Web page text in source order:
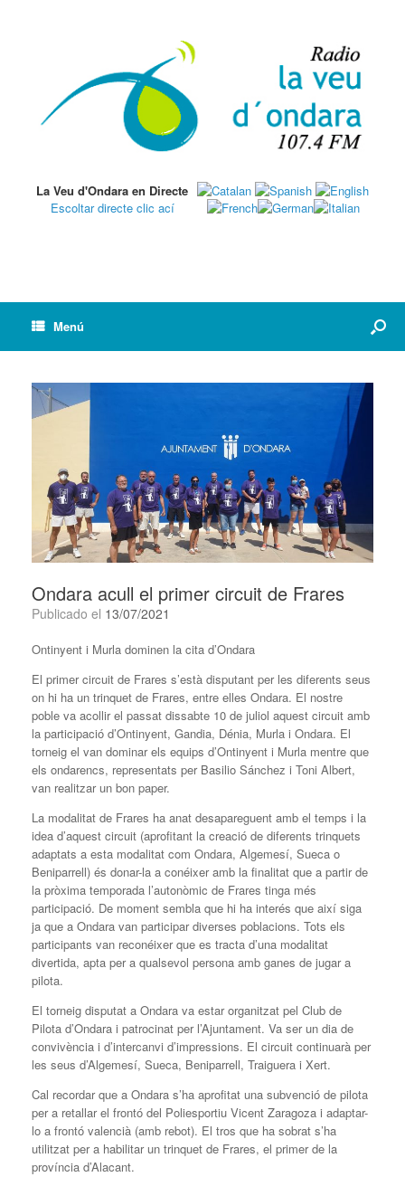
La Veu d'Ondara en Directe
Escoltar directe clic ací
Menú
Ondara acull el primer circuit de Frares
Publicado el 13/07/2021
Ontinyent i Murla dominen la cita d’Ondara
El primer circuit de Frares s’està disputant per les diferents seus
on hi ha un trinquet de Frares, entre elles Ondara. El nostre
poble va acollir el passat dissabte 10 de juliol aquest circuit amb
la participació d’Ontinyent, Gandia, Dénia, Murla i Ondara. El
torneig el van dominar els equips d’Ontinyent i Murla mentre que
els ondarencs, representats per Basilio Sánchez i Toni Albert,
van realitzar un bon paper.
La modalitat de Frares ha anat desapareguent amb el temps i la
idea d’aquest circuit (aprofitant la creació de diferents trinquets
adaptats a esta modalitat com Ondara, Algemesí, Sueca o
Beniparrell) és donar-la a conéixer amb la finalitat que a partir de
la pròxima temporada l’autonòmic de Frares tinga més
participació. De moment sembla que hi ha interés que així siga
ja que a Ondara van participar diverses poblacions. Tots els
participants van reconéixer que es tracta d’una modalitat
divertida, apta per a qualsevol persona amb ganes de jugar a
pilota.
El torneig disputat a Ondara va estar organitzat pel Club de
Pilota d’Ondara i patrocinat per l’Ajuntament. Va ser un dia de
convivència i d’intercanvi d’impressions. El circuit continuarà per
les seus d’Algemesí, Sueca, Beniparrell, Traiguera i Xert.
Cal recordar que a Ondara s’ha aprofitat una subvenció de pilota
per a retallar el frontó del Poliesportiu Vicent Zaragoza i adaptar-
lo a frontó valencià (amb rebot). El tros que ha sobrat s’ha
utilitzat per a habilitar un trinquet de Frares, el primer de la
província d’Alacant.